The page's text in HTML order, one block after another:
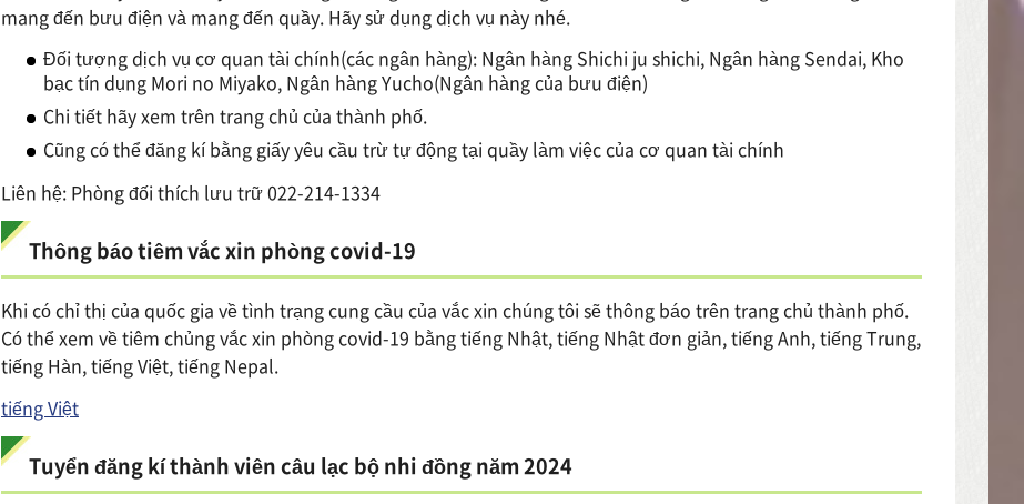
mang đến bưu điện và mang đến quầy. Hãy sử dụng dịch vụ này nhé.
Đối tượng dịch vụ cơ quan tài chính(các ngân hàng): Ngân hàng Shichi ju shichi, Ngân hàng Sendai, Kho
bạc tín dụng Mori no Miyako, Ngân hàng Yucho(Ngân hàng của bưu điện)
Chi tiết hãy xem trên trang chủ của thành phố.
Cũng có thể đăng kí bằng giấy yêu cầu trừ tự động tại quầy làm việc của cơ quan tài chính
Liên hệ: Phòng đối thích lưu trữ 022-214-1334
Thông báo tiêm vắc xin phòng covid-19
Khi có chỉ thị của quốc gia về tình trạng cung cầu của vắc xin chúng tôi sẽ thông báo trên trang chủ thành phố.
Có thể xem về tiêm chủng vắc xin phòng covid-19 bằng tiếng Nhật, tiếng Nhật đơn giản, tiếng Anh, tiếng Trung,
tiếng Hàn, tiếng Việt, tiếng Nepal.
tiếng Việt
Tuyển đăng kí thành viên câu lạc bộ nhi đồng năm 2024